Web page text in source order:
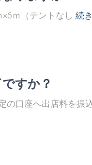
ｍ（テントなし 続
すか？
の口座へ出店料を振